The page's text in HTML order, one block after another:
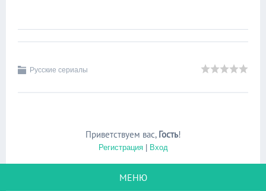
Русские сериалы
Приветствуем вас, Гость!
Регистрация| Вход
МЕНЮ